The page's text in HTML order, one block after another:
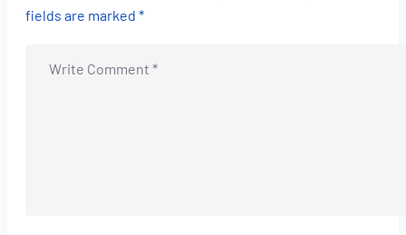
fields are marked *